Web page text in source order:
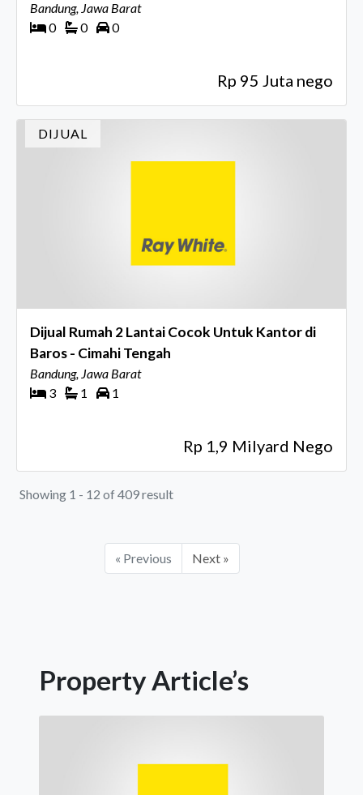
Bandung, Jawa Barat
0
0 0
Rp 95 Juta nego
DIJUAL
Dijual Rumah 2 Lantai Cocok Untuk Kantor di
Baros - Cimahi Tengah
Bandung, Jawa Barat
3
1 1
Rp 1,9 Milyard Nego
Showing 1 - 12 of 409 result
« Previous Next »
Property Article’s